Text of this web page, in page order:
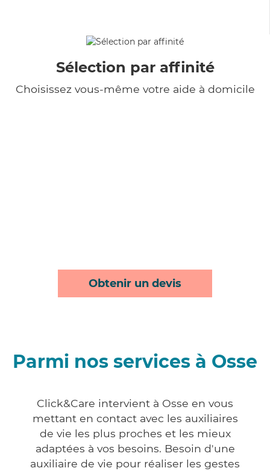
Sélection par affinité
Choisissez vous-même votre aide à domicile
Obtenir un devis
Parmi nos services à Osse
Click&Care intervient à Osse en vous
mettant en contact avec les auxiliaires
de vie les plus proches et les mieux
adaptées à vos besoins. Besoin d'une
auxiliaire de vie pour réaliser les gestes